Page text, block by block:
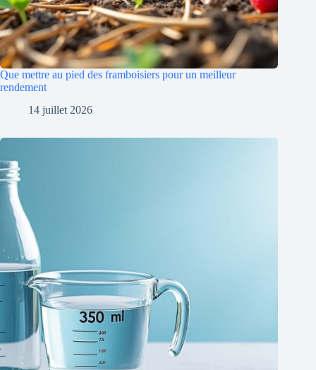
Que mettre au pied des framboisiers pour un meilleur
rendement
14 juillet 2026